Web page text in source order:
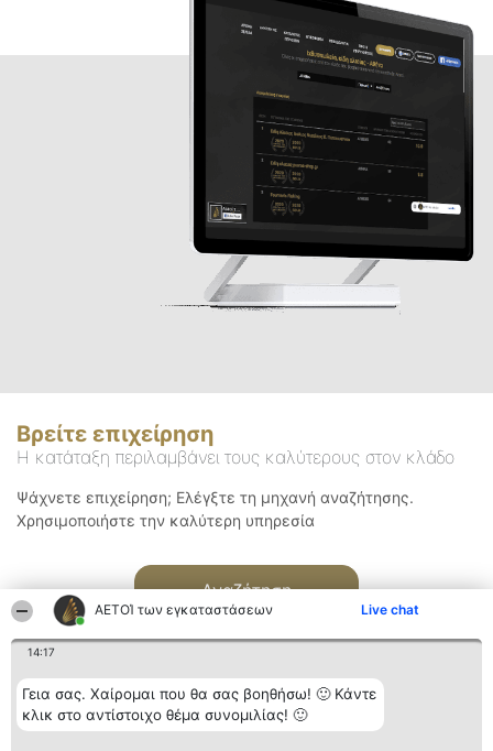
ΑΕΤΟΊ των εγκαταστάσεων Live chat
14:17
Γεια σας. Χαίρομαι που θα σας βοηθήσω! 🙂 Κάντε
κλικ στο αντίστοιχο θέμα συνομιλίας! 🙂
Βρείτε επιχείρηση
Η κατάταξη περιλαμβάνει τους καλύτερους στον κλάδο
Ψάχνετε επιχείρηση; Ελέγξτε τη μηχανή αναζήτησης.
Χρησιμοποιήστε την καλύτερη υπηρεσία
Αναζήτηση